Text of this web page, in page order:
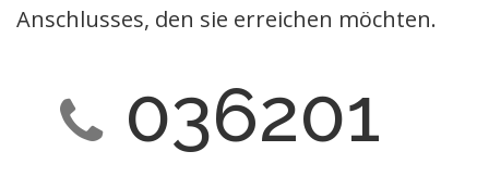
Anschlusses, den sie erreichen möchten.
036201